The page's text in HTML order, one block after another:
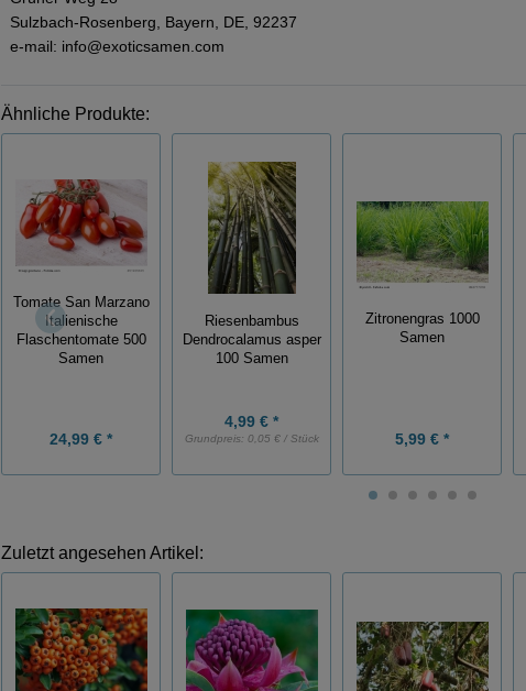
Sulzbach-Rosenberg, Bayern, DE, 92237
e-mail: info@exoticsamen.com
Ähnliche Produkte:
Tomate San Marzano
Italienische
Flaschentomate 500
Samen
24,99 € *
Riesenbambus
Dendrocalamus asper
100 Samen
4,99 € *
Grundpreis: 0,05 € / Stück
Zitronengras 1000
Samen
5,99 € *
Zuletzt angesehen Artikel: